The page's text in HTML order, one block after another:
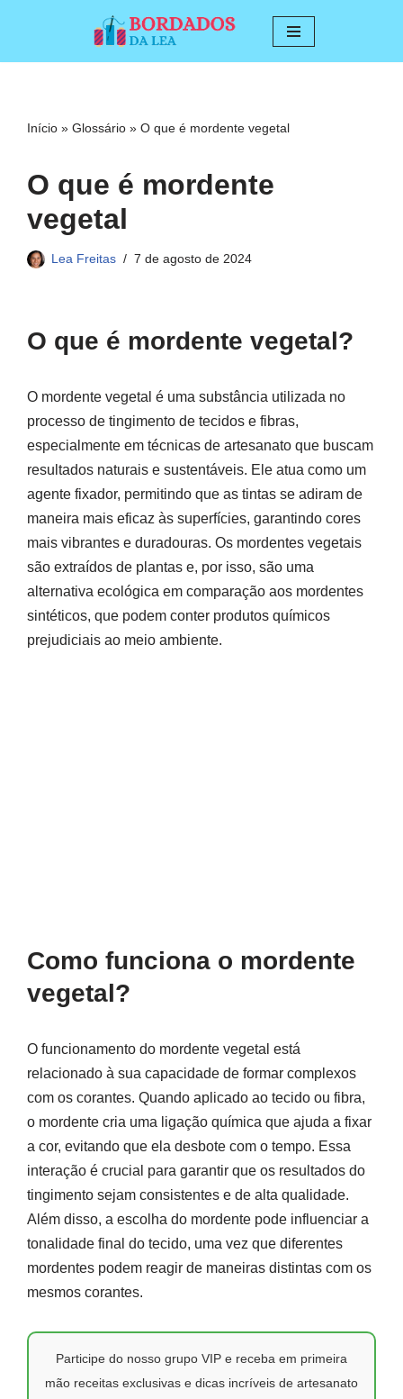
conteúdo
Início » Glossário » O que é mordente vegetal
O que é mordente
vegetal
Lea Freitas 7 de agosto de 2024
O que é mordente vegetal?
O mordente vegetal é uma substância utilizada no
processo de tingimento de tecidos e fibras,
especialmente em técnicas de artesanato que buscam
resultados naturais e sustentáveis. Ele atua como um
agente fixador, permitindo que as tintas se adiram de
maneira mais eficaz às superfícies, garantindo cores
mais vibrantes e duradouras. Os mordentes vegetais
são extraídos de plantas e, por isso, são uma
alternativa ecológica em comparação aos mordentes
sintéticos, que podem conter produtos químicos
prejudiciais ao meio ambiente.
Como funciona o mordente
vegetal?
O funcionamento do mordente vegetal está
relacionado à sua capacidade de formar complexos
com os corantes. Quando aplicado ao tecido ou fibra,
o mordente cria uma ligação química que ajuda a fixar
a cor, evitando que ela desbote com o tempo. Essa
interação é crucial para garantir que os resultados do
tingimento sejam consistentes e de alta qualidade.
Além disso, a escolha do mordente pode influenciar a
tonalidade final do tecido, uma vez que diferentes
mordentes podem reagir de maneiras distintas com os
mesmos corantes.
Participe do nosso grupo VIP e receba em primeira
mão receitas exclusivas e dicas incríveis de artesanato